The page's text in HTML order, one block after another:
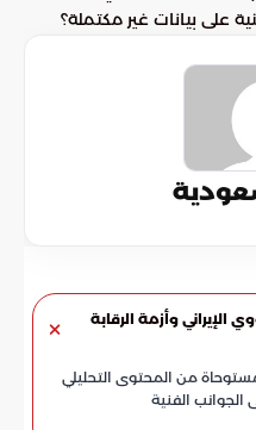
على بيانات غير مكتملة؟
الإيراني وأزمة الرقابة
وأجوبة مستوحاة من المحتوى التحليلي
الجوانب الفنية